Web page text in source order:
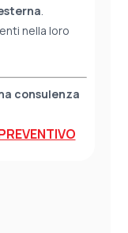
.
nella loro
consulenza